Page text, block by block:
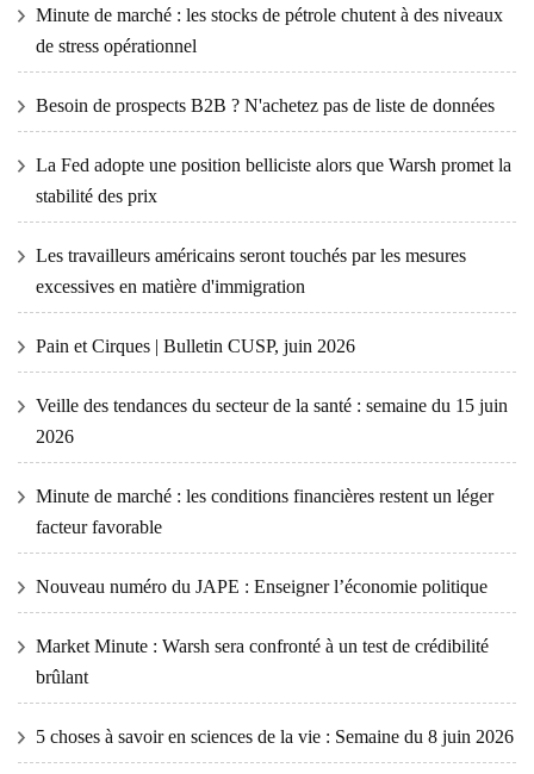
Minute de marché : les stocks de pétrole chutent à des niveaux
de stress opérationnel
Besoin de prospects B2B ? N'achetez pas de liste de données
La Fed adopte une position belliciste alors que Warsh promet la
stabilité des prix
Les travailleurs américains seront touchés par les mesures
excessives en matière d'immigration
Pain et Cirques | Bulletin CUSP, juin 2026
Veille des tendances du secteur de la santé : semaine du 15 juin
2026
Minute de marché : les conditions financières restent un léger
facteur favorable
Nouveau numéro du JAPE : Enseigner l’économie politique
Market Minute : Warsh sera confronté à un test de crédibilité
brûlant
5 choses à savoir en sciences de la vie : Semaine du 8 juin 2026